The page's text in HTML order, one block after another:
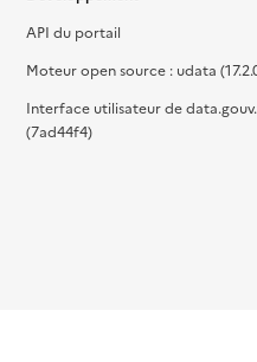
API du portail
Moteur open source : udata
Interface utilisateur de
(7ad44f4)